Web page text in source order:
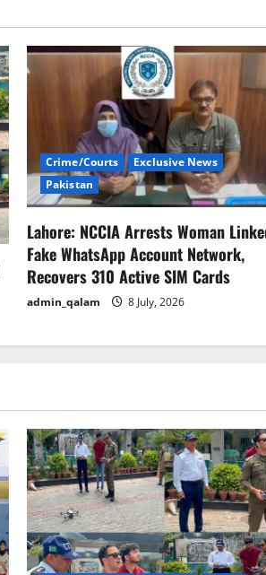
Crime/Courts
Exclusive News
Pakistan
Lahore: NCCIA Arrests Woman
Fake WhatsApp Account Network,
Recovers 310 Active SIM Cards
admin_qalam 8 July, 2026